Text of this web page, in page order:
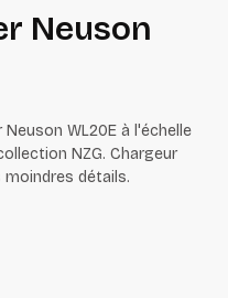
Neuson
WL20E à l'échelle
NZG. Chargeur
détails.